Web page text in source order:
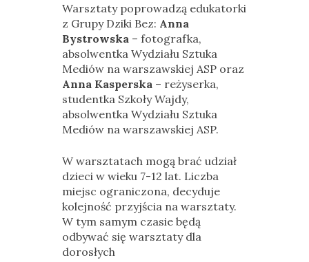
Warsztaty poprowadzą edukatorki
z Grupy Dziki Bez: Anna
Bystrowska– fotografka,
absolwentka Wydziału Sztuka
Mediów na warszawskiej ASP oraz
Anna Kasperska– reżyserka,
studentka Szkoły Wajdy,
absolwentka Wydziału Sztuka
Mediów na warszawskiej ASP.
W warsztatach mogą brać udział
dzieci w wieku 7-12 lat. Liczba
miejsc ograniczona, decyduje
kolejność przyjścia na warsztaty.
W tym samym czasie będą
odbywać się warsztaty dla
dorosłych